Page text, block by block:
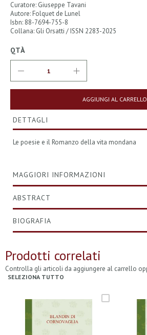
Curatore: Giuseppe Tavani
Autore: Folquet de Lunel
Isbn: 88-7694-755-8
Collana: Gli Orsatti / ISSN 2283-2025
QTÀ
AGGIUNGI AL CARRELLO
DETTAGLI
Le poesie e il Romanzo della vita mondana
MAGGIORI INFORMAZIONI
ABSTRACT
BIOGRAFIA
Prodotti correlati
Controlla gli articoli da aggiungere al carrello
SELEZIONA TUTTO